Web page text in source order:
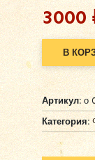
3000
В
Артикул:о
Категория: